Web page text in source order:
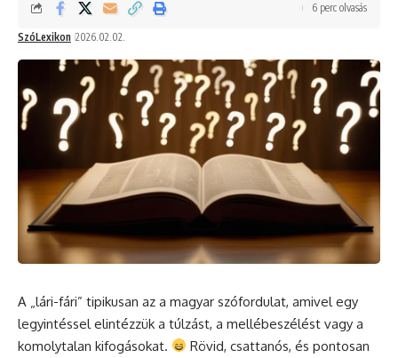
SzóLexikon 2026.02.02.
6 perc olvasás
A „lári-fári” tipikusan az a magyar szófordulat, amivel egy
legyintéssel elintézzük a túlzást, a mellébeszélést vagy a
komolytalan kifogásokat.
Rövid, csattanós, és pontosan